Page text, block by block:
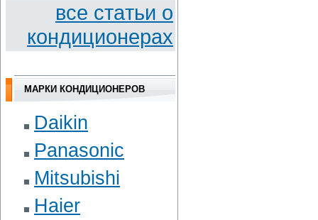
вce cтaтьи o
кoндициoнepax
МАРКИ КОНДИЦИОНЕРОВ
Daikin
Panasonic
Mitsubishi
Haier